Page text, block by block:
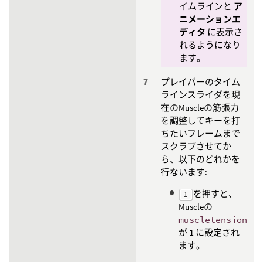
イムラインと ア
ニメーションエ
ディタ に表示さ
れるようになり
ます。
プレイバーのタイム
ラインスライダを現
在のMuscleの筋張力
を調整してキーを打
ちたいフレームまで
スクラブさせてか
ら、以下のどれかを
行ないます:
1
を押すと、
Muscleの
muscletension
が 1 に設定され
ます。